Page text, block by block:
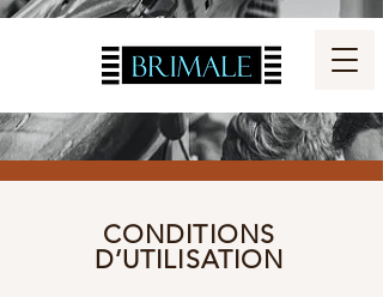
CONDITIONS
D’UTILISATION